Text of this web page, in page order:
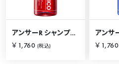
アンサーR シャンプー 400mL
￥1,760 (税込)
￥1,760